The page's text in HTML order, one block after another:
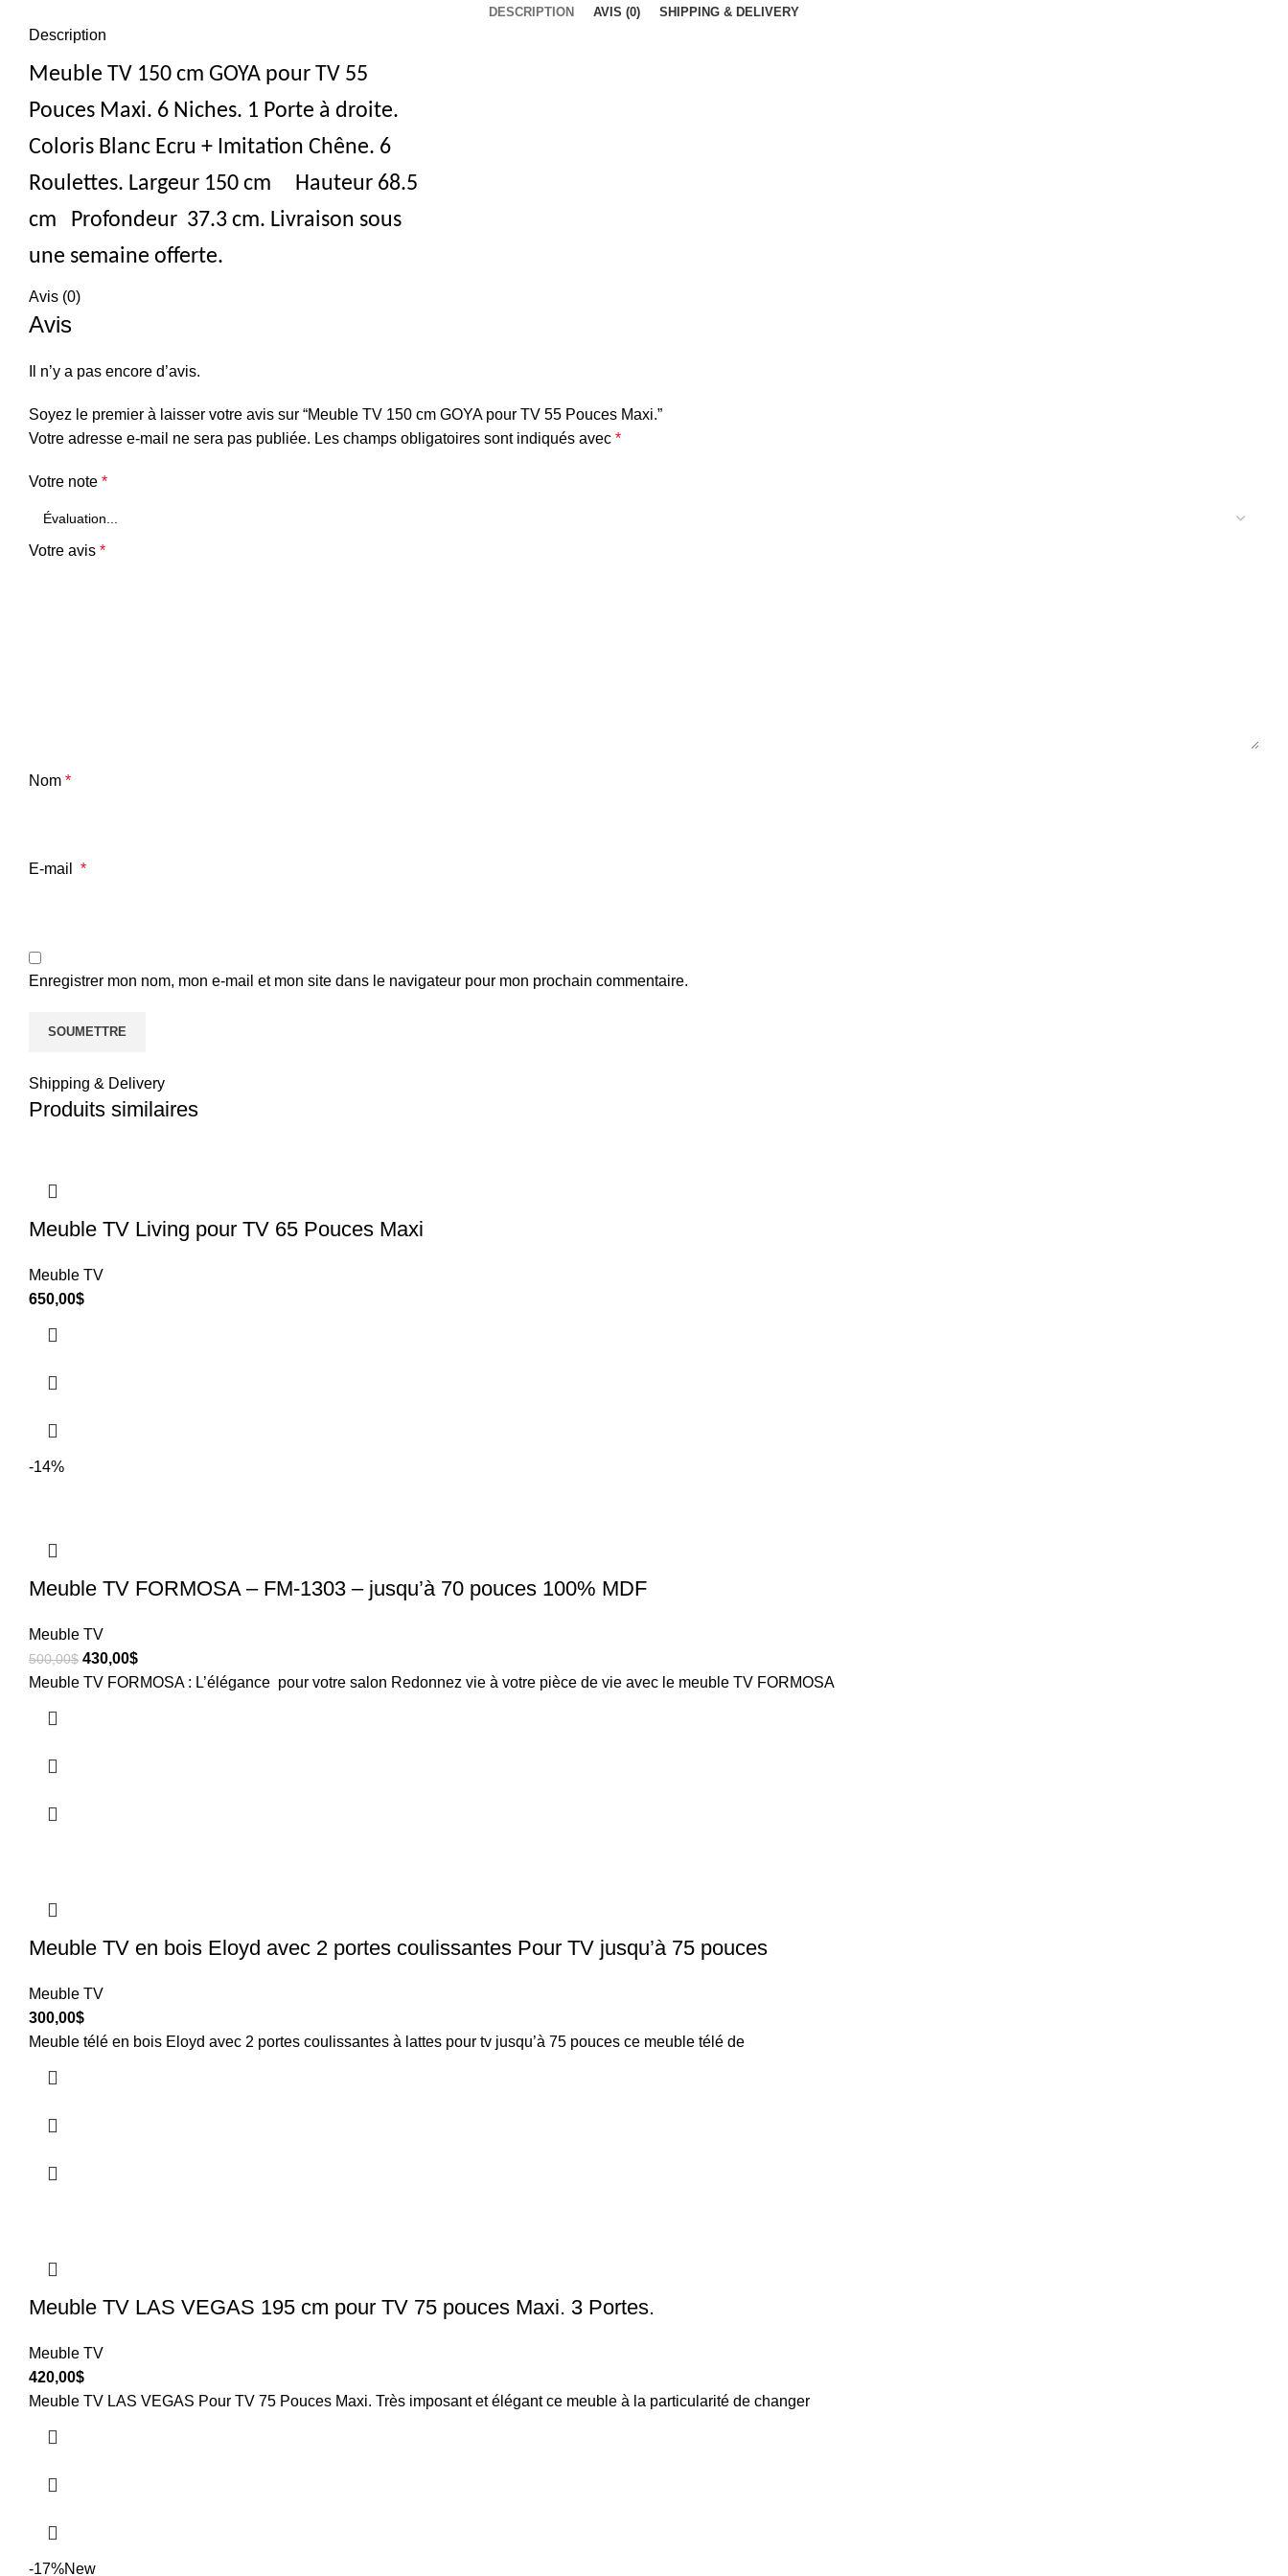
DESCRIPTION AVIS (0) SHIPPING & DELIVERY
Description
Meuble TV 150 cm GOYA pour TV 55
Pouces Maxi. 6 Niches. 1 Porte à droite.
Coloris Blanc Ecru + Imitation Chêne. 6
Roulettes. Largeur 150 cm Hauteur 68.5
cm Profondeur 37.3 cm. Livraison sous
une semaine offerte.
Avis (0)
Avis
Il n’y a pas encore d’avis.
Soyez le premier à laisser votre avis sur “Meuble TV 150 cm GOYA pour TV 55 Pouces Maxi.”
Votre adresse e-mail ne sera pas publiée. Les champs obligatoires sont indiqués avec *
Votre note *
Votre avis *
Nom *
E-mail *
Enregistrer mon nom, mon e-mail et mon site dans le navigateur pour mon prochain commentaire.
Shipping & Delivery
Produits similaires
Meuble TV Living pour TV 65 Pouces Maxi
Meuble TV
650,00$
-14%
Meuble TV FORMOSA – FM-1303 – jusqu’à 70 pouces 100% MDF
Meuble TV
500,00$ 430,00$
Meuble TV FORMOSA : L’élégance pour votre salon Redonnez vie à votre pièce de vie avec le meuble TV FORMOSA
Meuble TV en bois Eloyd avec 2 portes coulissantes Pour TV jusqu’à 75 pouces
Meuble TV
300,00$
Meuble télé en bois Eloyd avec 2 portes coulissantes à lattes pour tv jusqu’à 75 pouces ce meuble télé de
Meuble TV LAS VEGAS 195 cm pour TV 75 pouces Maxi. 3 Portes.
Meuble TV
420,00$
Meuble TV LAS VEGAS Pour TV 75 Pouces Maxi. Très imposant et élégant ce meuble à la particularité de changer
-17%New